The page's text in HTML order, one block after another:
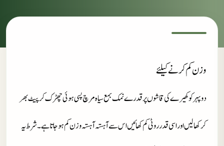
وزن کم کرنے کیلئے
دوپہر کو کھیرے کی قاشوں پر قدرے نمک بمع سیاہ مرچ پسی ہوئی چھڑک کر پیٹ بھر
کر کھالیں اور اسی قدر روٹی کم کھائیں اس سے آہستہ آہستہ وزن کم ہوجاتا ہے۔ شرط یہ